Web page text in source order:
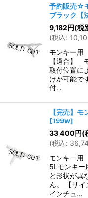
予約販売☆
ブラック【
9,182円(税
(税込:
モンキー
【適合】
取付位置に
けが可能で
付…
【完売】
[199w]
33,400円(
(税込:
モンキー用
5Lモンキー
と形状が異
ん。 【サ
インチュ…